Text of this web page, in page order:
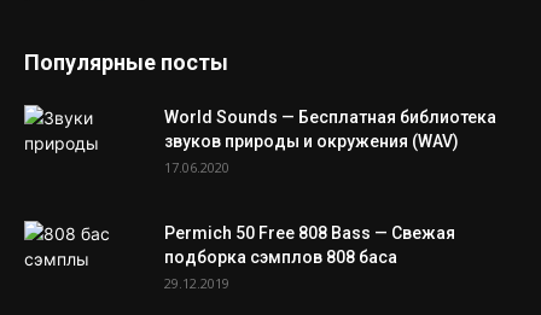
Популярные посты
World Sounds — Бесплатная библиотека
звуков природы и окружения (WAV)
17.06.2020
Permich 50 Free 808 Bass — Свежая
подборка сэмплов 808 баса
29.12.2019